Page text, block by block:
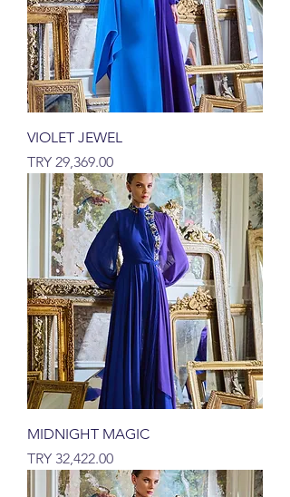
VIOLET JEWEL
السعر
MIDNIGHT MAGIC
السعر